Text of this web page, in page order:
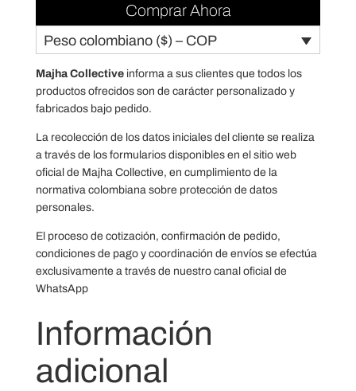
Comprar Ahora
Peso colombiano ($) – COP
Majha Collective informa a sus clientes que todos los
productos ofrecidos son de carácter personalizado y
fabricados bajo pedido.
La recolección de los datos iniciales del cliente se realiza
a través de los formularios disponibles en el sitio web
oficial de Majha Collective, en cumplimiento de la
normativa colombiana sobre protección de datos
personales.
El proceso de cotización, confirmación de pedido,
condiciones de pago y coordinación de envíos se efectúa
exclusivamente a través de nuestro canal oficial de
WhatsApp
Información
adicional